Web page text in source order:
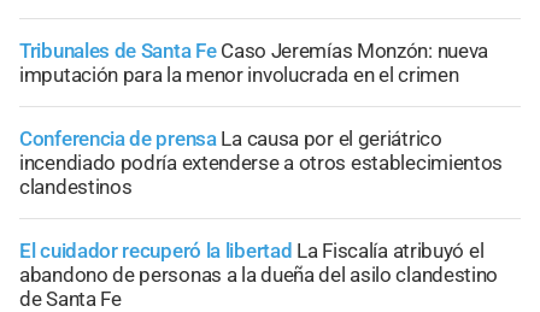
Tribunales de Santa Fe Caso Jeremías Monzón: nueva
imputación para la menor involucrada en el crimen
Conferencia de prensa La causa por el geriátrico
incendiado podría extenderse a otros establecimientos
clandestinos
El cuidador recuperó la libertad La Fiscalía atribuyó el
abandono de personas a la dueña del asilo clandestino
de Santa Fe